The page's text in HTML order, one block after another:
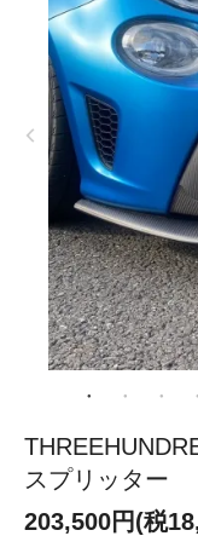
スプリッター
203,500円(税